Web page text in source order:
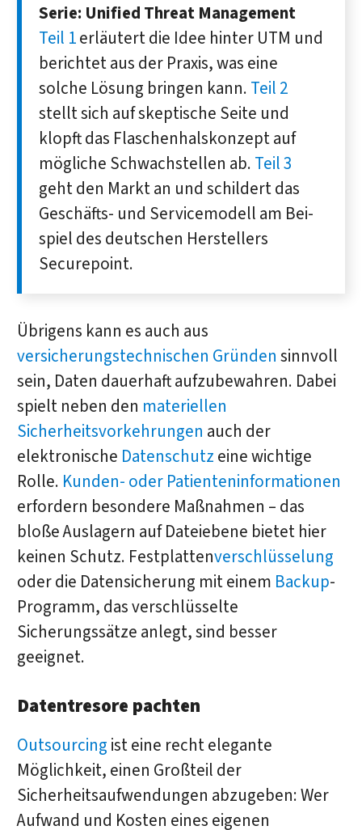
Serie: Unified Threat Management
Teil 1erläutert die Idee hinter UTM und
be­richtet aus der Praxis, was eine
solche Lösung bringen kann. Teil 2
stellt sich auf skeptische Seite und
klopft das Flaschen­hals­konzept auf
mög­liche Schwach­stellen ab. Teil 3
geht den Markt an und schildert das
Geschäfts- und Service­modell am Bei­
spiel des deutschen Her­stellers
Securepoint.
Übrigens kann es auch aus
versicherungstechnischen Gründen sinnvoll
sein, Daten dauerhaft aufzubewahren. Dabei
spielt neben den materiellen
Sicherheitsvorkehrungen auch der
elektronische Datenschutz eine wichtige
Rolle. Kunden- oder Patienteninformationen
erfordern besondere Maßnahmen – das
bloße Auslagern auf Dateiebene bietet hier
keinen Schutz. Festplattenverschlüsselung
oder die Datensicherung mit einem Backup-
Programm, das verschlüsselte
Sicherungssätze anlegt, sind besser
geeignet.
Datentresore pachten
Outsourcing ist eine recht elegante
Möglichkeit, einen Großteil der
Sicherheitsaufwendungen abzugeben: Wer
Aufwand und Kosten eines eigenen